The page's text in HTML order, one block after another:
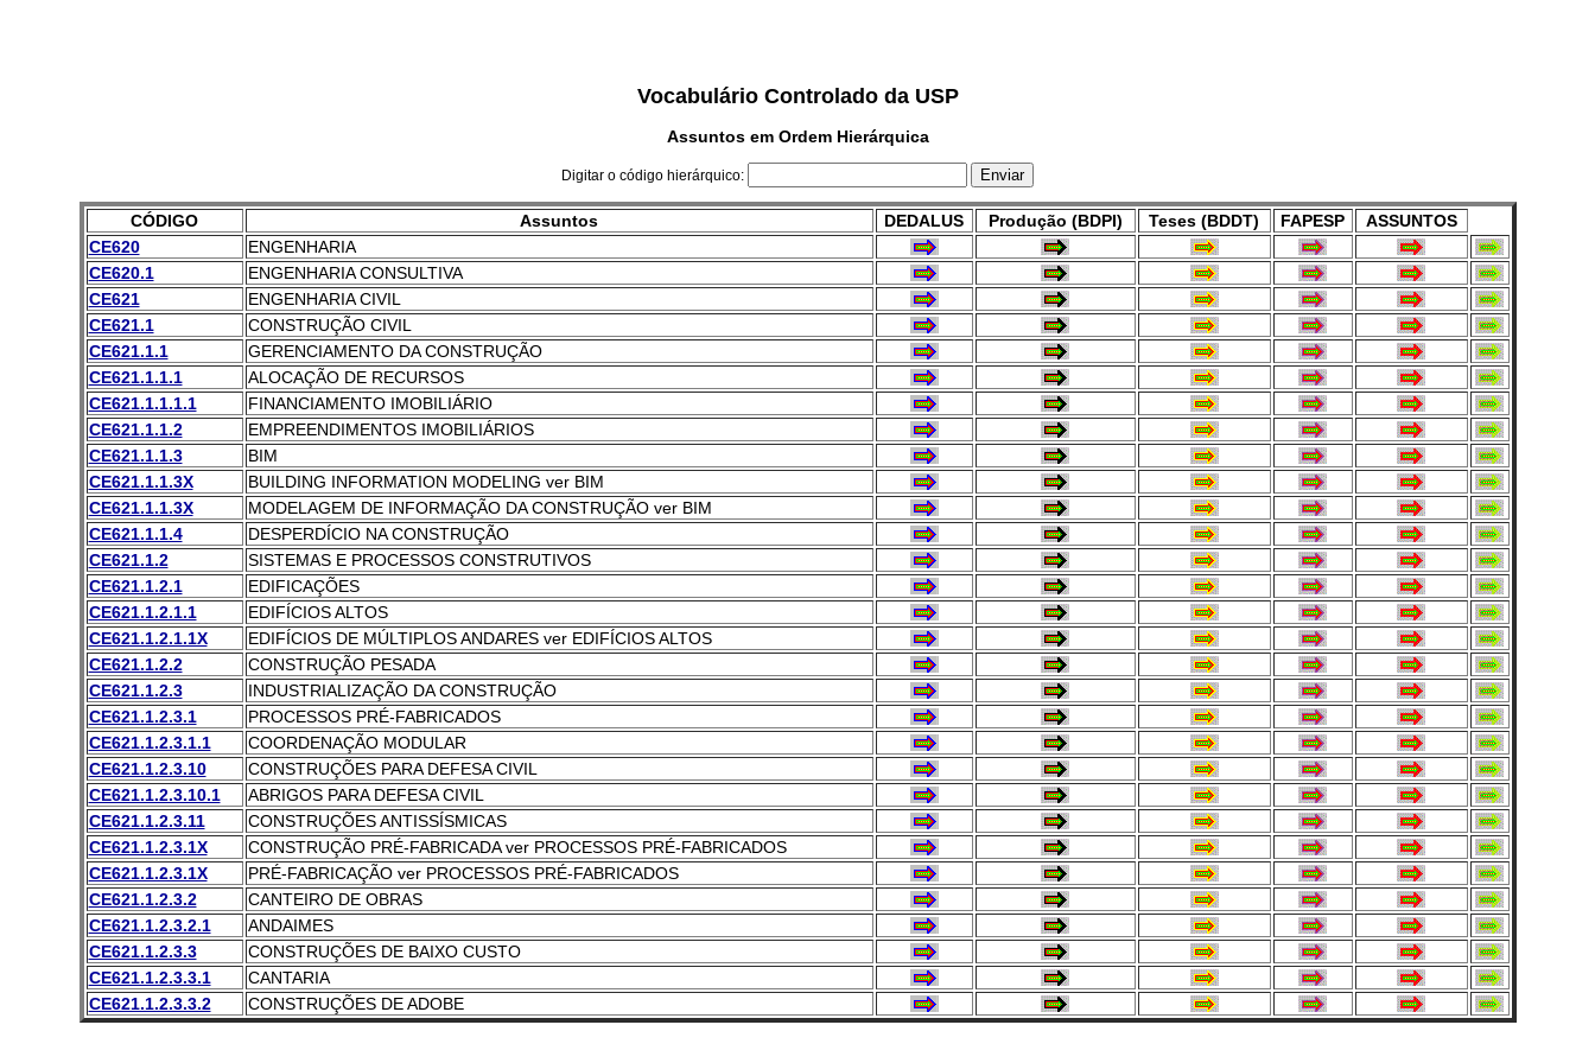
Vocabulário Controlado da USP
Assuntos em Ordem Hierárquica
Digitar o código hierárquico:
CÓDIGO Assuntos DEDALUS Produção (BDPI) Teses (BDDT) FAPESP
ASSUNTOS
CE620
ENGENHARIA
CE620.1
ENGENHARIA CONSULTIVA
CE621
ENGENHARIA CIVIL
CE621.1
CONSTRUÇÃO CIVIL
CE621.1.1
GERENCIAMENTO DA CONSTRUÇÃO
CE621.1.1.1
ALOCAÇÃO DE RECURSOS
CE621.1.1.1.1
FINANCIAMENTO IMOBILIÁRIO
CE621.1.1.2
EMPREENDIMENTOS IMOBILIÁRIOS
CE621.1.1.3
BIM
CE621.1.1.3X
BUILDING INFORMATION MODELING ver BIM
CE621.1.1.3X
MODELAGEM DE INFORMAÇÃO DA CONSTRUÇÃO ver BIM
CE621.1.1.4
DESPERDÍCIO NA CONSTRUÇÃO
CE621.1.2
SISTEMAS E PROCESSOS CONSTRUTIVOS
CE621.1.2.1
EDIFICAÇÕES
CE621.1.2.1.1
EDIFÍCIOS ALTOS
CE621.1.2.1.1X
EDIFÍCIOS DE MÚLTIPLOS ANDARES ver EDIFÍCIOS ALTOS
CE621.1.2.2
CONSTRUÇÃO PESADA
CE621.1.2.3
INDUSTRIALIZAÇÃO DA CONSTRUÇÃO
CE621.1.2.3.1
PROCESSOS PRÉ-FABRICADOS
CE621.1.2.3.1.1
COORDENAÇÃO MODULAR
CE621.1.2.3.10
CONSTRUÇÕES PARA DEFESA CIVIL
CE621.1.2.3.10.1
ABRIGOS PARA DEFESA CIVIL
CE621.1.2.3.11
CONSTRUÇÕES ANTISSÍSMICAS
CE621.1.2.3.1X
CONSTRUÇÃO PRÉ-FABRICADA ver PROCESSOS PRÉ-FABRICADOS
CE621.1.2.3.1X
PRÉ-FABRICAÇÃO ver PROCESSOS PRÉ-FABRICADOS
CE621.1.2.3.2
CANTEIRO DE OBRAS
CE621.1.2.3.2.1
ANDAIMES
CE621.1.2.3.3
CONSTRUÇÕES DE BAIXO CUSTO
CE621.1.2.3.3.1
CANTARIA
CE621.1.2.3.3.2
CONSTRUÇÕES DE ADOBE